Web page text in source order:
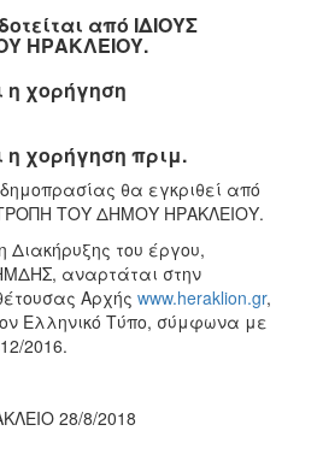
από ΙΔΙΟΥΣ
ΗΡΑΚΛΕΙΟΥ.
η χορήγηση
η χορήγηση πριμ.
θα εγκριθεί από
ΤΟΥ ΔΗΜΟΥ ΗΡΑΚΛΕΙΟΥ.
του έργου,
αναρτάται στην
Αρχής www.heraklion.gr,
Ελληνικό Τύπο, σύμφωνα με
2016.
28/8/2018